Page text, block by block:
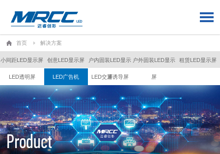
首页 解决方案
小间距LED显示屏 创意LED显示屏 户内固装LED显示
屏
户外固装LED显示
屏
租赁LED显示屏
LED透明屏 LED广告机 LED交通诱导屏
Product